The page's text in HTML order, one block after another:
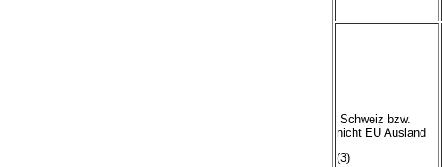
Schweiz bzw.
nicht EU Ausland
(3)